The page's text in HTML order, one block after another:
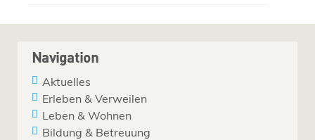
Navigation
Aktuelles
Erleben & Verweilen
Leben & Wohnen
Bildung & Betreuung